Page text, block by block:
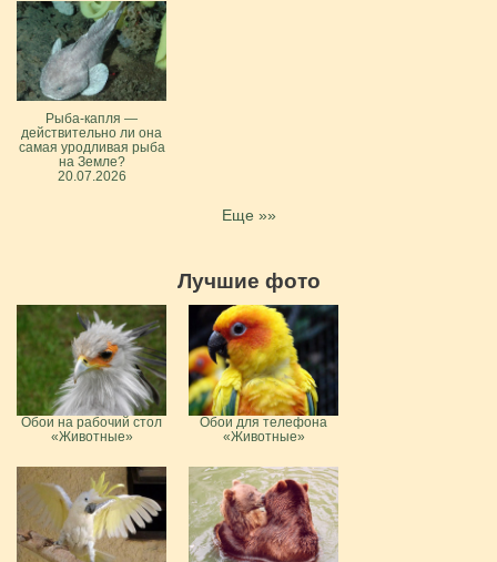
Рыба-капля —
действительно ли она
самая уродливая рыба
на Земле?
20.07.2026
Еще »»
Лучшие фото
Обои на рабочий стол
«Животные»
Обои для телефона
«Животные»